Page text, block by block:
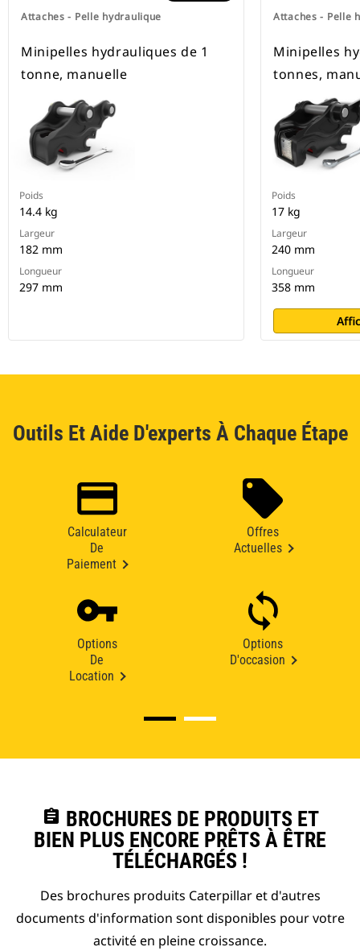
Attaches - Pelle hydraulique
Minipelles hydrauliques de 1
tonne, manuelle
Poids
14.4 kg
Largeur
182 mm
Longueur
297 mm
Attaches - Pelle
Minipelles
tonnes,
Poids
17 kg
Largeur
240 mm
Longueur
358 mm
Outils Et Aide D'experts À Chaque Étape
Calculateur
De
Paiement
Offres
Actuelles
Options
De
Location
Options
D'occasion
assignment BROCHURES DE PRODUITS ET
BIEN PLUS ENCORE PRÊTS À ÊTRE
TÉLÉCHARGÉS !
Des brochures produits Caterpillar et d'autres
documents d'information sont disponibles pour votre
activité en pleine croissance.